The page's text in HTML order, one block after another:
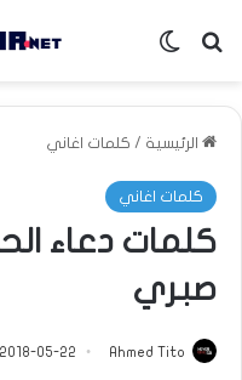
بحث عنالوضع المظلم
الرئيسية / كلمات اغاني
كلمات اغاني
كلمات دعاء
صبري
Ahmed Tito
2018-05-22